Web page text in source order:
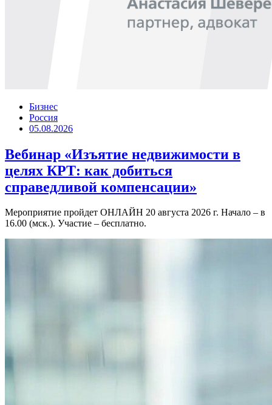
Бизнес
Россия
05.08.2026
Вебинар «Изъятие недвижимости в
целях КРТ: как добиться
справедливой компенсации»
Мероприятие пройдет ОНЛАЙН 20 августа 2026 г. Начало – в
16.00 (мск.). Участие – бесплатно.